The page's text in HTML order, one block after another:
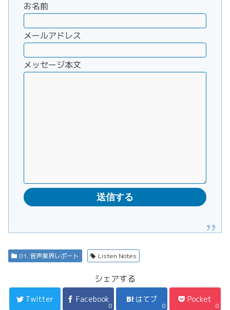
お名前
メールアドレス
メッセージ本文
01. 音声業界レポート Listen Notes
シェアする
Twitter Facebook
0
はてブ
0
Pocket
0